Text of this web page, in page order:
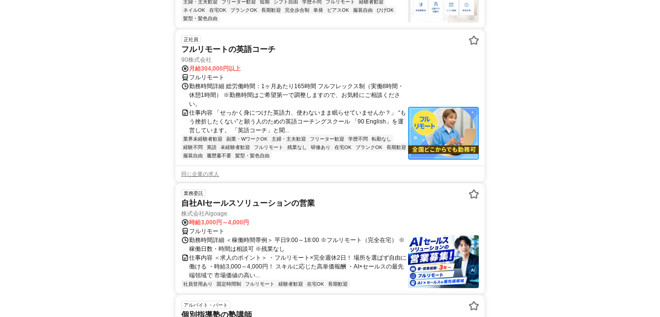
主婦・主夫歓迎 フリーター歓迎 短期 シフト自由 学歴不問 フルリモート
経験者歓迎
ネイルOK
在宅OK ブランクOK 長期歓迎 完全歩合制 単発 ピアスOK 服装自由
ひげOK
髪型・髪色自由
正社員
フルリモートの英語コーチ
90株式会社
月給304,000円以上
フルリモート
勤務時間詳細 総労働時間：1ヶ月あたり165時間 フルフレックス制（実働8時間・
休憩1時間） ※勤務時間はご希望第一で調整しますので、お気軽にご相談くださ
い。
仕事内容 「せっかく身につけた英語力、使わないまま眠らせていませんか？」 “も
う挫折したくない”と願う人のための英語コーチングスクール 「90 English」を運
営しています。 「英語コーチ」と聞...
業界未経験者歓迎 副業・WワークOK 主婦・主夫歓迎 フリーター歓迎 学歴不問
転勤なし
経験不問
英語 未経験者歓迎 フルリモート 残業なし 研修あり 在宅OK ブランクOK
長期歓迎
服装自由
履歴書不要 髪型・髪色自由
同じ企業の求人
業務委託
自社AIセールスソリューションの営業
株式会社Algoage
時給3,000円～4,000円
フルリモート
勤務時間詳細 ＜稼働時間帯例＞ 平日9:00～18:00 ※フルリモート（完全在宅） ※
稼働日数・時間は相談可 ※残業なし
仕事内容 ＜求人のポイント＞ ・フルリモート×完全週休2日！ 場所を選ばず自由に
働ける ・時給3,000～4,000円！ スキルに応じた高単価報酬 ・AI×セールスの最先
端領域で 市場価値の高い...
社員登用あり 固定時間制 フルリモート 経験者歓迎 在宅OK 長期歓迎
アルバイト・パート
個別指導塾の塾講師